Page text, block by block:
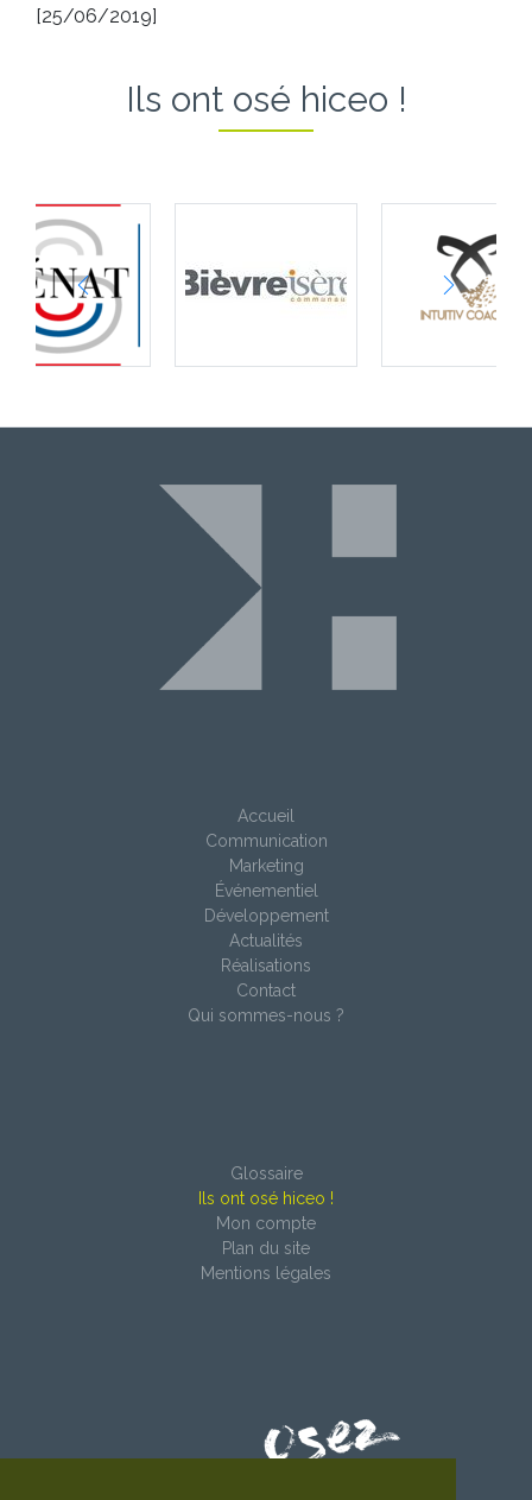
[25/06/2019]
Ils ont osé hiceo !
Accueil
Communication
Marketing
Événementiel
Développement
Actualités
Réalisations
Contact
Qui sommes-nous ?
Glossaire
Ils ont osé hiceo !
Mon compte
Plan du site
Mentions légales